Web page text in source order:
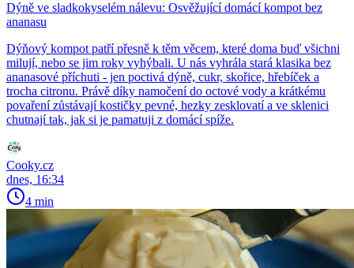
Dýně ve sladkokyselém nálevu: Osvěžující domácí kompot bez
ananasu
Dýňový kompot patří přesně k těm věcem, které doma buď všichni
milují, nebo se jim roky vyhýbali. U nás vyhrála stará klasika bez
ananasové příchuti - jen poctivá dýně, cukr, skořice, hřebíček a
trocha citronu. Právě díky namočení do octové vody a krátkému
povaření zůstávají kostičky pevné, hezky zesklovatí a ve sklenici
chutnají tak, jak si je pamatuji z domácí spíže.
Cooky.cz
dnes, 16:34
4 min